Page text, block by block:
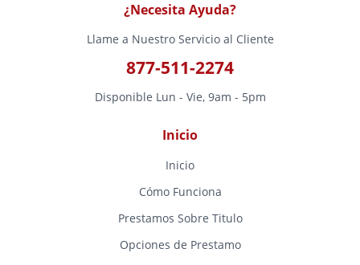
¿Necesita Ayuda?
Llame a Nuestro Servicio al Cliente
877-511-2274
Disponible Lun - Vie, 9am - 5pm
Inicio
Inicio
Cómo Funciona
Prestamos Sobre Titulo
Opciones de Prestamo